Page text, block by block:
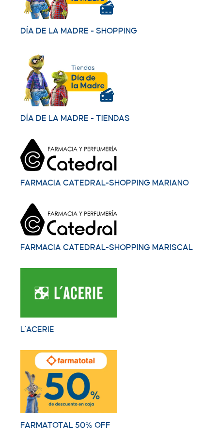
DÍA DE LA MADRE - SHOPPING
DÍA DE LA MADRE - TIENDAS
FARMACIA CATEDRAL-SHOPPING MARIANO
FARMACIA CATEDRAL-SHOPPING MARISCAL
L´ACERIE
FARMATOTAL 50% OFF